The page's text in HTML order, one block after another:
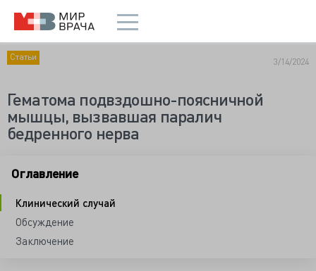
Статьи 3/14/2024
Гематома подвздошно-поясничной
мышцы, вызвавшая паралич
бедренного нерва
Оглавление
Клинический случай
Обсуждение
Заключение